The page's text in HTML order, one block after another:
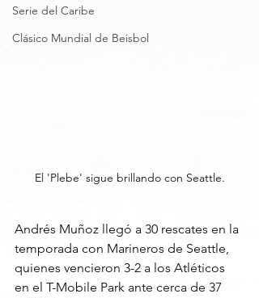
Serie del Caribe
Clásico Mundial de Beisbol
El 'Plebe' sigue brillando con Seattle.
Andrés Muñoz llegó a 30 rescates en la
temporada con Marineros de Seattle,
quienes vencieron 3-2 a los Atléticos
en el T-Mobile Park ante cerca de 37